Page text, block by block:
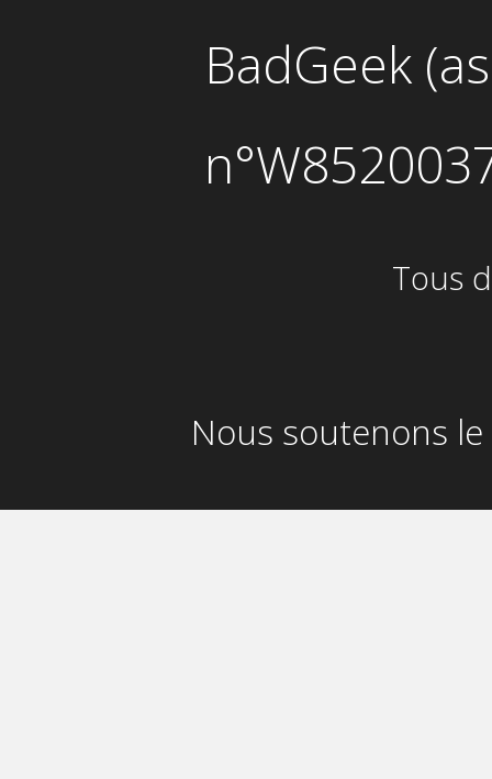
BadGeek
Tous
Nous soutenons